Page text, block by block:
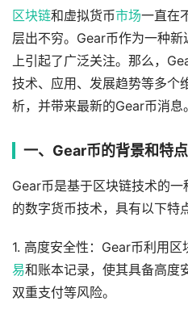
区块链和虚拟货币市场一直在
层出不穷。Gear币作为一种
上引起了广泛关注。那么，
技术、应用、发展趋势等多个
析，并带来最新的Gear币消息。
一、Gear币的背景和特点
Gear币是基于区块链技术的
的数字货币技术，具有以下特
1. 高度安全性：Gear币利用区
易和账本记录，使其具备高度
双重支付等风险。